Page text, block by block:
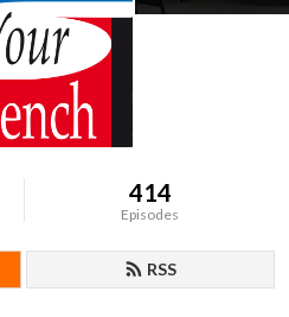
414
Episodes
RSS